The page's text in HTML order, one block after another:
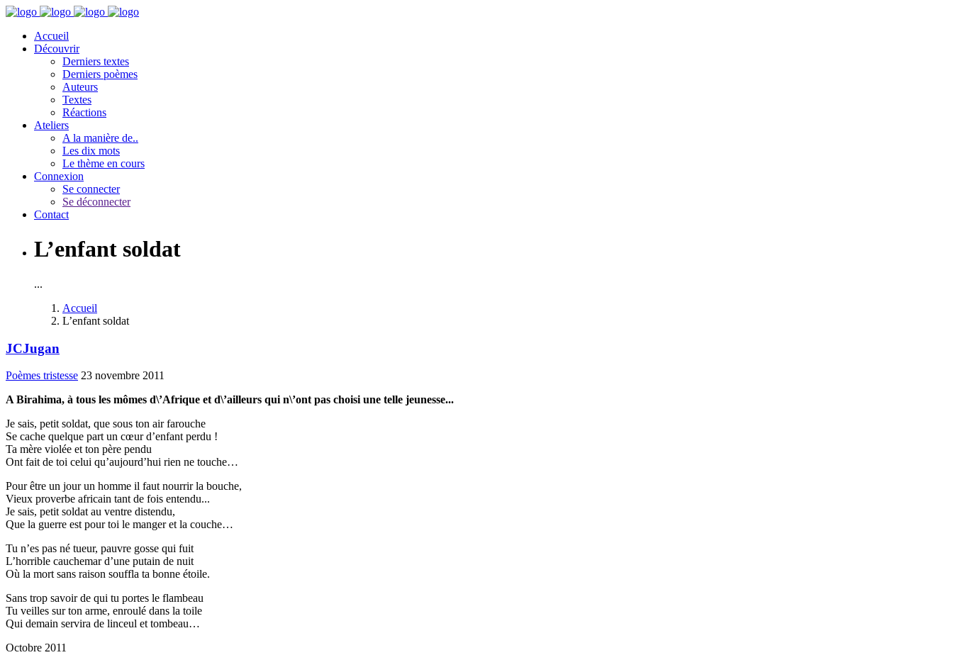
Accueil
Découvrir
Derniers textes
Derniers poèmes
Auteurs
Textes
Réactions
Ateliers
A la manière de..
Les dix mots
Le thème en cours
Connexion
Se connecter
Se déconnecter
Contact
L’enfant soldat
...
Accueil
L’enfant soldat
JCJugan
Poèmes tristesse 23 novembre 2011
A Birahima, à tous les mômes d\’Afrique et d\’ailleurs qui n\’ont pas choisi une telle jeunesse...
Je sais, petit soldat, que sous ton air farouche
Se cache quelque part un cœur d’enfant perdu !
Ta mère violée et ton père pendu
Ont fait de toi celui qu’aujourd’hui rien ne touche…
Pour être un jour un homme il faut nourrir la bouche,
Vieux proverbe africain tant de fois entendu...
Je sais, petit soldat au ventre distendu,
Que la guerre est pour toi le manger et la couche…
Tu n’es pas né tueur, pauvre gosse qui fuit
L’horrible cauchemar d’une putain de nuit
Où la mort sans raison souffla ta bonne étoile.
Sans trop savoir de qui tu portes le flambeau
Tu veilles sur ton arme, enroulé dans la toile
Qui demain servira de linceul et tombeau…
Octobre 2011